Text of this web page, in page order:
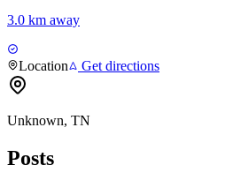
3.0 km away
Location Get directions
Unknown, TN
Posts